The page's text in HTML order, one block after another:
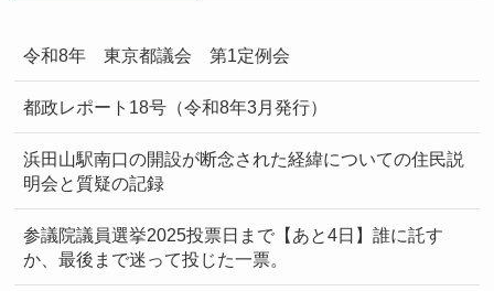
令和8年 東京都議会 第1定例会
都政レポート18号（令和8年3月発行）
浜田山駅南口の開設が断念された経緯についての住民説
明会と質疑の記録
参議院議員選挙2025投票日まで【あと4日】誰に託す
か、最後まで迷って投じた一票。